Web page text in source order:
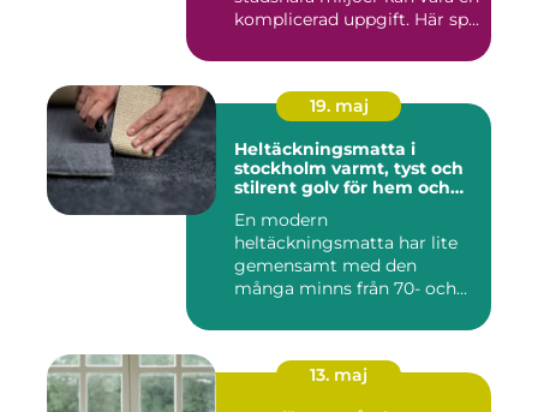
komplicerad uppgift. Här sp...
19. maj
Heltäckningsmatta i
stockholm varmt, tyst och
stilrent golv för hem och
En modern
heltäckningsmatta har lite
gemensamt med den
många minns från 70- och
13. maj